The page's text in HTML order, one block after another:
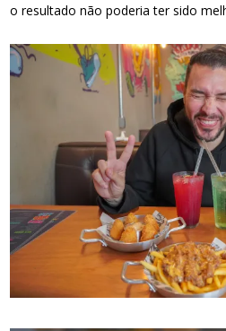
o resultado não poderia ter sido